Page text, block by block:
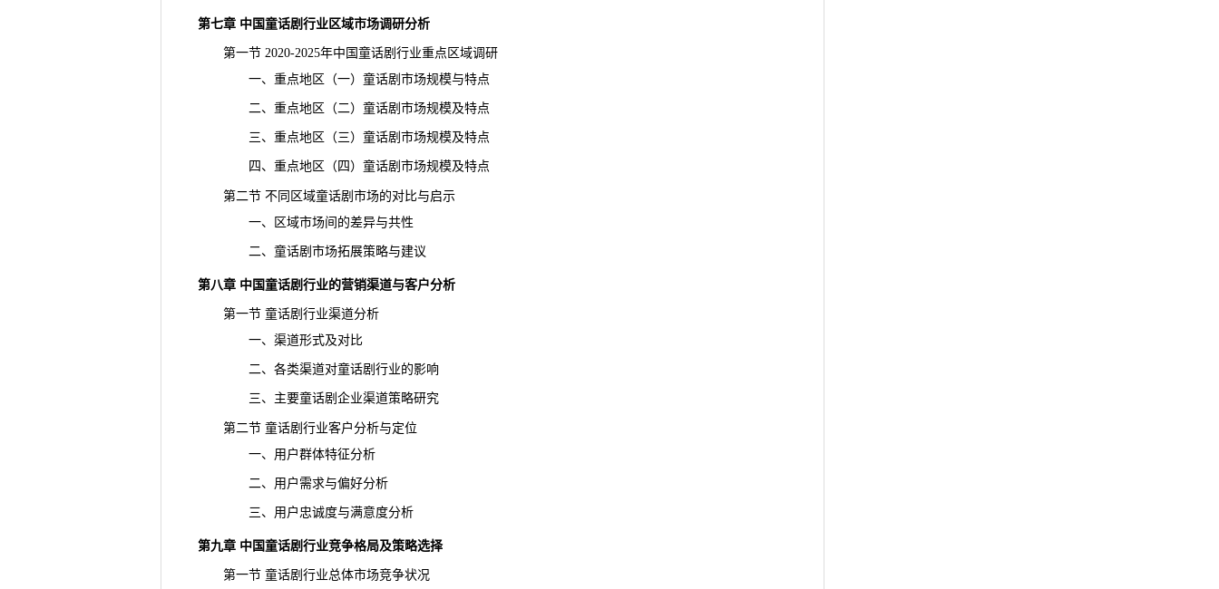
第七章 中国童话剧行业区域市场调研分析
第一节 2020-2025年中国童话剧行业重点区域调研
一、重点地区（一）童话剧市场规模与特点
二、重点地区（二）童话剧市场规模及特点
三、重点地区（三）童话剧市场规模及特点
四、重点地区（四）童话剧市场规模及特点
第二节 不同区域童话剧市场的对比与启示
一、区域市场间的差异与共性
二、童话剧市场拓展策略与建议
第八章 中国童话剧行业的营销渠道与客户分析
第一节 童话剧行业渠道分析
一、渠道形式及对比
二、各类渠道对童话剧行业的影响
三、主要童话剧企业渠道策略研究
第二节 童话剧行业客户分析与定位
一、用户群体特征分析
二、用户需求与偏好分析
三、用户忠诚度与满意度分析
第九章 中国童话剧行业竞争格局及策略选择
第一节 童话剧行业总体市场竞争状况